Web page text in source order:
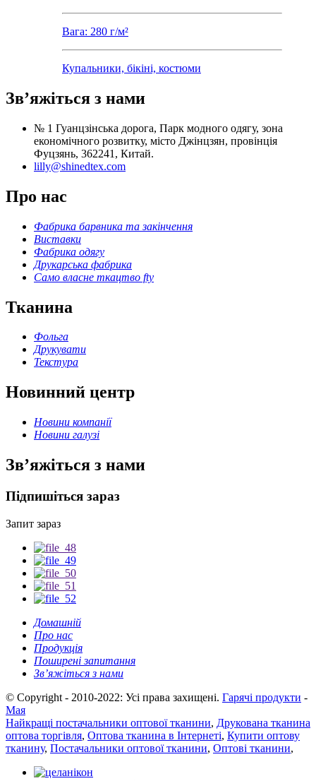
Вага: 280 г/м²
Купальники, бікіні, костюми
Зв’яжіться з нами
№ 1 Гуанцзінська дорога, Парк модного одягу, зона
економічного розвитку, місто Джінцзян, провінція
Фуцзянь, 362241, Китай.
lilly@shinedtex.com
Про нас
Фабрика барвника та закінчення
Виставки
Фабрика одягу
Друкарська фабрика
Само власне ткацтво fty
Тканина
Фольга
Друкувати
Текстура
Новинний центр
Новини компанії
Новини галузі
Зв’яжіться з нами
Підпишіться зараз
Запит зараз
Домашній
Про нас
Продукція
Поширені запитання
Зв’яжіться з нами
© Copyright - 2010-2022: Усі права захищені. Гарячі продукти -
Мая
Найкращі постачальники оптової тканини, Друкована тканина
оптова торгівля, Оптова тканина в Інтернеті, Купити оптову
тканину, Постачальники оптової тканини, Оптові тканини,